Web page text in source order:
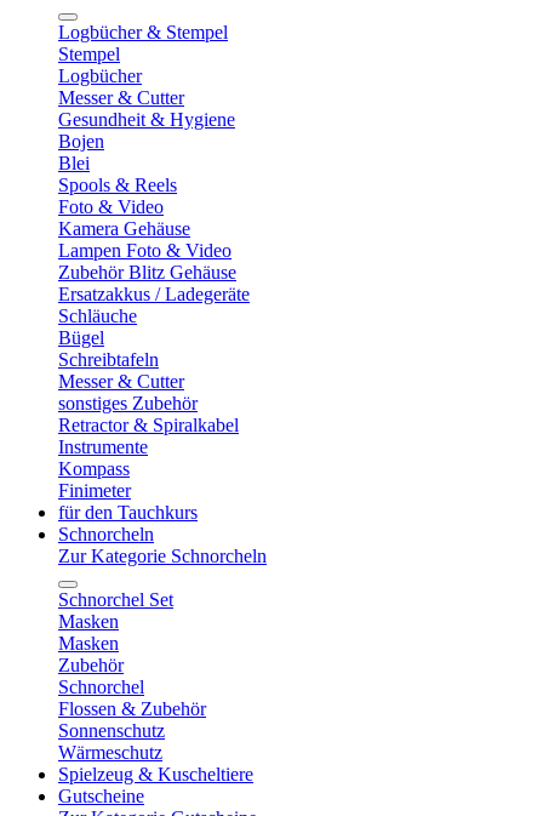
Logbücher & Stempel
Stempel
Logbücher
Messer & Cutter
Gesundheit & Hygiene
Bojen
Blei
Spools & Reels
Foto & Video
Kamera Gehäuse
Lampen Foto & Video
Zubehör Blitz Gehäuse
Ersatzakkus / Ladegeräte
Schläuche
Bügel
Schreibtafeln
Messer & Cutter
sonstiges Zubehör
Retractor & Spiralkabel
Instrumente
Kompass
Finimeter
für den Tauchkurs
Schnorcheln
Zur Kategorie Schnorcheln
Schnorchel Set
Masken
Masken
Zubehör
Schnorchel
Flossen & Zubehör
Sonnenschutz
Wärmeschutz
Spielzeug & Kuscheltiere
Gutscheine